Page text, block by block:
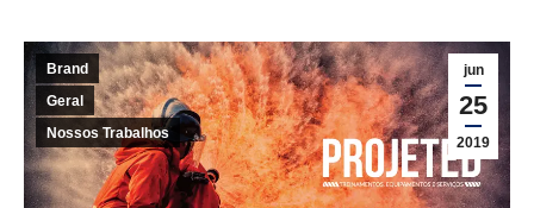
jun
25
2019
Brand
Geral
Nossos Trabalhos